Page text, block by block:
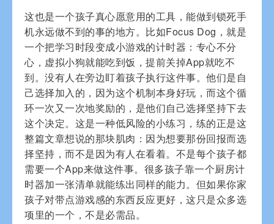
这也是一个孩子真心愿意用的工具，能做到锁死手
机永远做不到的事的地方。比如Focus Dog，就是
一个把学习时段变成小游戏的计时器：专心不分
心，虚拟小狗就能吃到饭，提前关掉App就吃不
到。没有人在旁边盯着孩子执行这件事。他们是自
己选择加入的，因为这个机制本身好玩，而这个循
环一次又一次地奖励的，是他们自己选择坚持下去
这个决定。这是一种低风险的小练习，练的正是这
整篇文章想说的那块肌肉：因为想要那份回报而选
择坚持，而不是因为有人在看着。不是每个孩子都
需要一个App来做这件事。很多孩子靠一个厨房计
时器加一张清单就能练出同样的能力。但如果你家
孩子对带点游戏感的东西反应更好，这只是众多选
项里的一个，不是必需品。